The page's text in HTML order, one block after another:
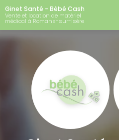
Aller
au
contenu
principal
Ginet Santé - Bébé Cash
Vente et location de matériel
médical à Romans-sur-Isère